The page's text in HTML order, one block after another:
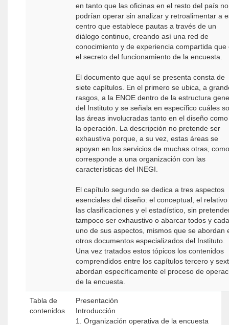
en tanto que las oficinas en el resto del país no
podrían operar sin analizar y retroalimentar a
centro que establece pautas a través de un
diálogo continuo, creando así una red de
conocimiento y de experiencia compartida que
el secreto del funcionamiento de la encuesta.
El documento que aquí se presenta consta de
siete capítulos. En el primero se ubica, a
rasgos, a la ENOE dentro de la estructura
del Instituto y se señala en específico cuáles
las áreas involucradas tanto en el diseño
la operación. La descripción no pretende ser
exhaustiva porque, a su vez, estas áreas se
apoyan en los servicios de muchas otras, como
corresponde a una organización con las
características del INEGI.
El capítulo segundo se dedica a tres aspectos
esenciales del diseño: el conceptual, el relativo
las clasificaciones y el estadístico, sin
tampoco ser exhaustivo o abarcar todos y cada
uno de sus aspectos, mismos que se abordan
otros documentos especializados del Instituto.
Una vez tratados estos tópicos los contenidos
comprendidos entre los capítulos tercero y
abordan específicamente el proceso de
de la encuesta.
Tabla de
contenidos
Presentación
Introducción
1. Organización operativa de la encuesta